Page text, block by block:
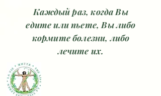
Каждый раз, когда Вы
едите или пьете, Вы либо
кормите болезни, либо
лечите их.